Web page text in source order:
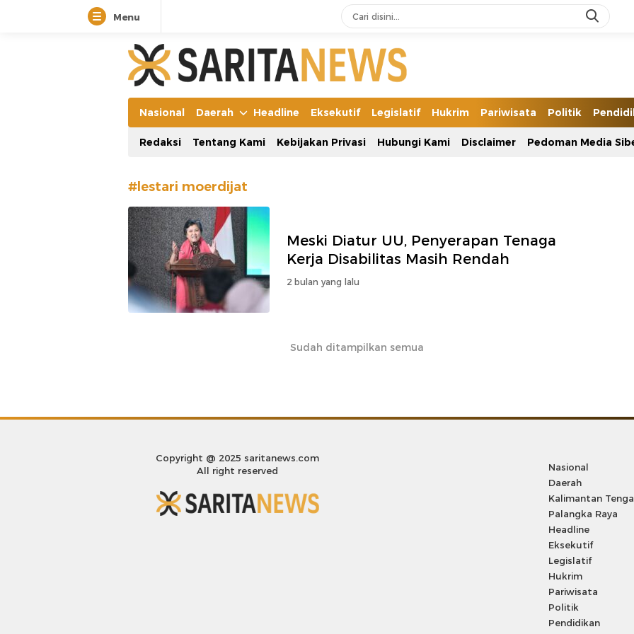
Menu
Manifestasi Arus Kebenaran
Nasional Daerah Headline Eksekutif Legislatif Hukrim Pariwisata Politik
Redaksi Tentang Kami Kebijakan Privasi Hubungi Kami Disclaimer Pedoman Media
#lestari moerdijat
Meski Diatur UU, Penyerapan Tenaga
Kerja Disabilitas Masih Rendah
2 bulan yang lalu
Sudah ditampilkan semua
Copyright @ 2025 saritanews.com
All right reserved
Nasional
Daerah
Kalimantan
Palangka Raya
Headline
Eksekutif
Legislatif
Hukrim
Pariwisata
Politik
Pendidikan